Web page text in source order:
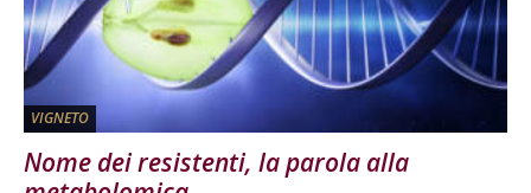
VIGNETO
Nome dei resistenti, la parola alla